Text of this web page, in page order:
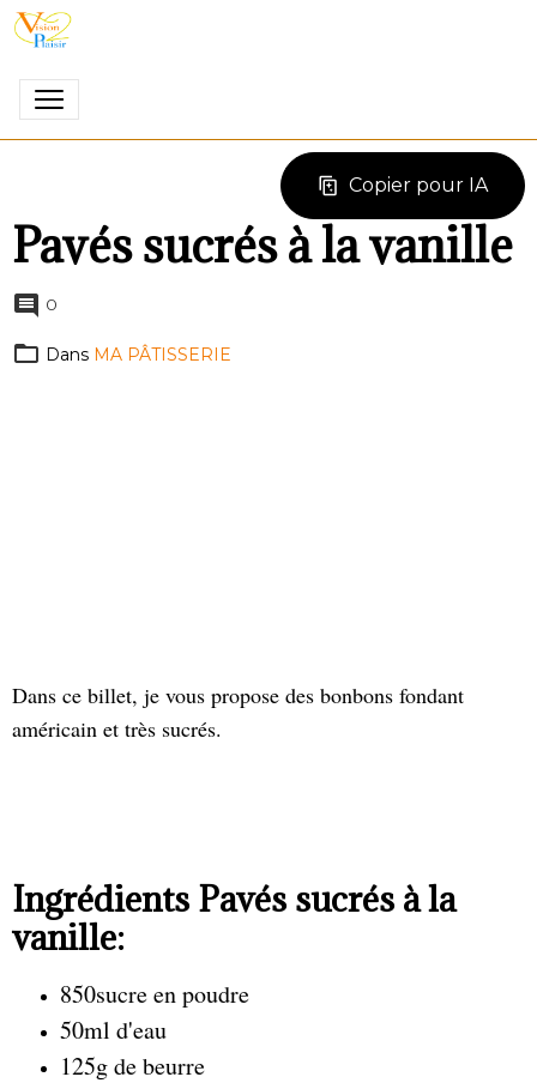
Copier pour IA
Pavés sucrés à la vanille
0
Dans MA PÂTISSERIE
Dans ce billet, je vous propose des bonbons fondant
américain et très sucrés.
Ingrédients Pavés sucrés à la
vanille:
850sucre en poudre
50ml d'eau
125g de beurre